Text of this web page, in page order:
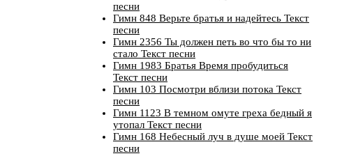
песни
Гимн 848 Верьте братья и надейтесь Текст
песни
Гимн 2356 Ты должен петь во что бы то ни
стало Текст песни
Гимн 1983 Братья Время пробудиться
Текст песни
Гимн 103 Посмотри вблизи потока Текст
песни
Гимн 1123 В темном омуте греха бедный я
утопал Текст песни
Гимн 168 Небесный луч в душе моей Текст
песни